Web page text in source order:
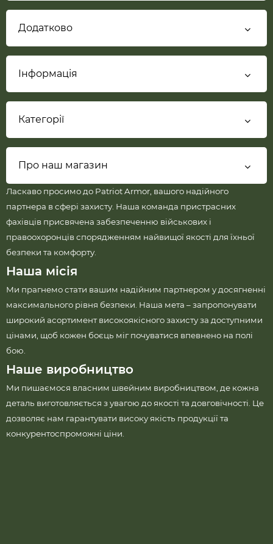
Додатково
Інформація
Категорії
Про наш магазин
Ласкаво просимо до Patriot Armor, вашого надійного
партнера в сфері захисту. Наша команда пристрасних
фахівців присвячена забезпеченню військових і
правоохоронців спорядженням найвищої якості для їхньої
безпеки та комфорту.
Наша місія
Ми прагнемо стати вашим надійним партнером у досягненні
максимального рівня безпеки. Наша мета – запропонувати
широкий асортимент високоякісного захисту за доступними
цінами, щоб кожен боєць міг почуватися впевнено на полі
бою.
Наше виробництво
Ми пишаємося власним швейним виробництвом, де кожна
деталь виготовляється з увагою до якості та довговічності. Це
дозволяє нам гарантувати високу якість продукції та
конкурентоспроможні ціни.